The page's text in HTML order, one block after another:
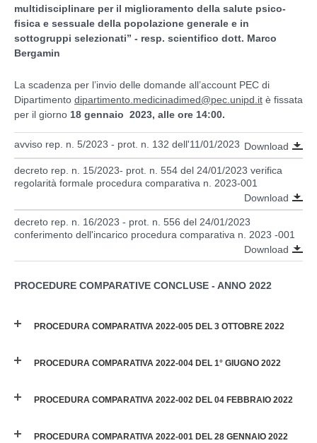
multidisciplinare per il miglioramento della salute psico-
fisica e sessuale della popolazione generale e in
sottogruppi selezionati” - resp. scientifico dott. Marco
Bergamin
La scadenza per l’invio delle domande all’account PEC di
Dipartimento dipartimento.medicinadimed@pec.unipd.it è fissata
per il giorno 18 gennaio 2023, alle ore 14:00.
avviso rep. n. 5/2023 - prot. n. 132 dell'11/01/2023 Download
decreto rep. n. 15/2023- prot. n. 554 del 24/01/2023 verifica
regolarità formale procedura comparativa n. 2023-001
Download
decreto rep. n. 16/2023 - prot. n. 556 del 24/01/2023
conferimento dell'incarico procedura comparativa n. 2023 -001
Download
PROCEDURE COMPARATIVE CONCLUSE - ANNO 2022
PROCEDURA COMPARATIVA 2022-005 DEL 3 OTTOBRE 2022
PROCEDURA COMPARATIVA 2022-004 DEL 1° GIUGNO 2022
PROCEDURA COMPARATIVA 2022-002 DEL 04 FEBBRAIO 2022
PROCEDURA COMPARATIVA 2022-001 DEL 28 GENNAIO 2022